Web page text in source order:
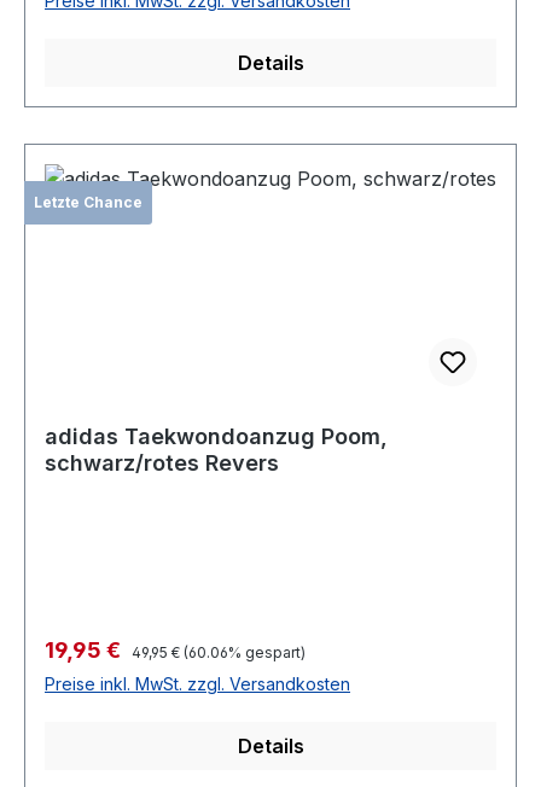
Details
Letzte Chance
adidas Taekwondoanzug Poom,
schwarz/rotes Revers
Verkaufspreis:
19,95 € Regulärer Preis:
49,95 € (60.06% gespart)
Preise inkl. MwSt. zzgl. Versandkosten
Details